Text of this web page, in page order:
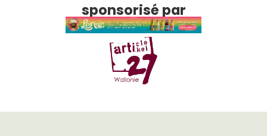
sponsorisé par